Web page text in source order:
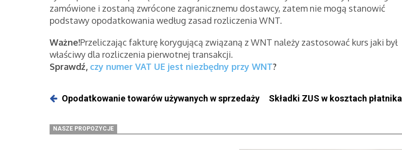
zamówione i zostaną zwrócone zagranicznemu dostawcy, zatem nie mogą stanowić
podstawy opodatkowania według zasad rozliczenia WNT.
Ważne!Przeliczając fakturę korygującą związaną z WNT należy zastosować kurs jaki był
właściwy dla rozliczenia pierwotnej transakcji.
Sprawdź, czy numer VAT UE jest niezbędny przy WNT?
Opodatkowanie towarów używanych w sprzedaży Składki ZUS w kosztach płatnika
NASZE PROPOZYCJE